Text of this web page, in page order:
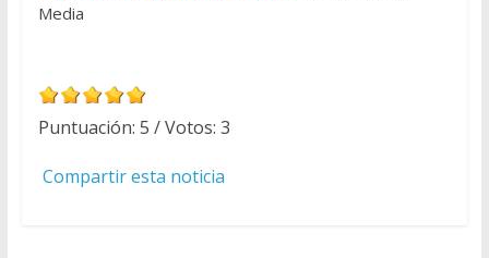
Media
Puntuación: 5 / Votos: 3
Compartir esta noticia